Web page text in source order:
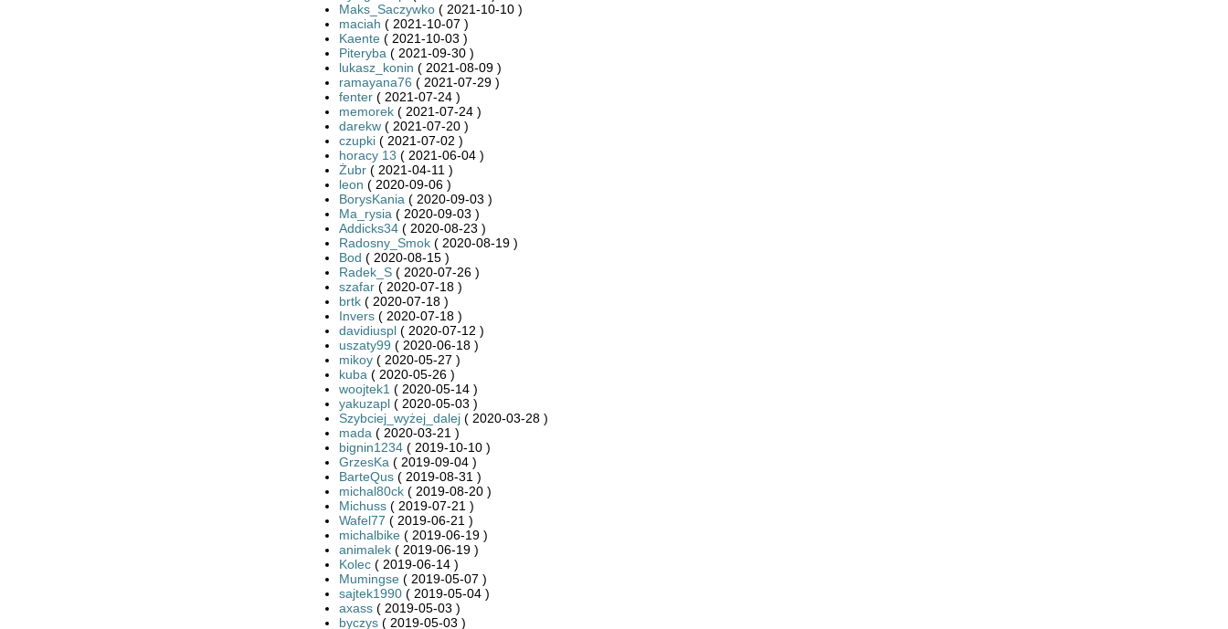
Maks_Saczywko( 2021-10-10 )
maciah ( 2021-10-07 )
Kaente( 2021-10-03 )
Piteryba ( 2021-09-30 )
lukasz_konin ( 2021-08-09 )
ramayana76 ( 2021-07-29 )
fenter( 2021-07-24 )
memorek( 2021-07-24 )
darekw( 2021-07-20 )
czupki( 2021-07-02 )
horacy 13 ( 2021-06-04 )
Żubr( 2021-04-11 )
leon ( 2020-09-06 )
BorysKania ( 2020-09-03 )
Ma_rysia ( 2020-09-03 )
Addicks34( 2020-08-23 )
Radosny_Smok( 2020-08-19 )
Bod ( 2020-08-15 )
Radek_S( 2020-07-26 )
szafar( 2020-07-18 )
brtk( 2020-07-18 )
Invers( 2020-07-18 )
davidiuspl( 2020-07-12 )
uszaty99 ( 2020-06-18 )
mikoy( 2020-05-27 )
kuba ( 2020-05-26 )
woojtek1 ( 2020-05-14 )
yakuzapl( 2020-05-03 )
Szybciej_wyżej_dalej( 2020-03-28 )
mada ( 2020-03-21 )
bignin1234( 2019-10-10 )
GrzesKa ( 2019-09-04 )
BarteQus( 2019-08-31 )
michal80ck( 2019-08-20 )
Michuss( 2019-07-21 )
Wafel77 ( 2019-06-21 )
michalbike( 2019-06-19 )
animalek( 2019-06-19 )
Kolec( 2019-06-14 )
Mumingse( 2019-05-07 )
sajtek1990( 2019-05-04 )
axass( 2019-05-03 )
byczys( 2019-05-03 )